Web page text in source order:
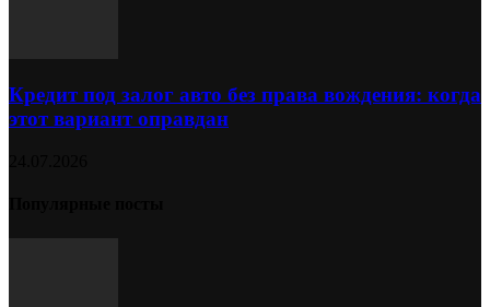
Кредит под залог авто без права вождения: когда
этот вариант оправдан